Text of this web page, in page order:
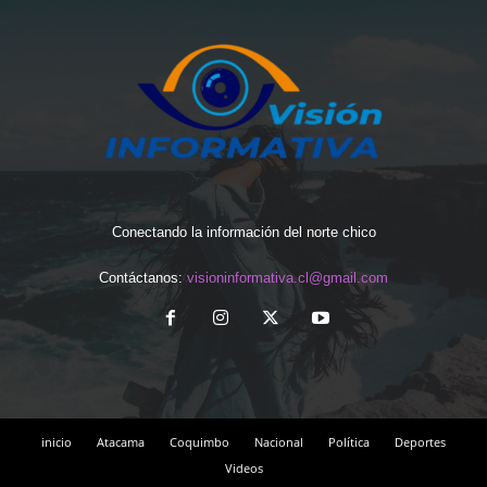
Conectando la información del norte chico
Contáctanos: visioninformativa.cl@gmail.com
inicio Atacama Coquimbo Nacional Política
Deportes
Videos